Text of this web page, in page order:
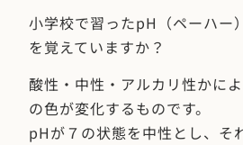
小学校で習ったpH（ペーハー
を覚えていますか？
酸性・中性・アルカリ性かに
の色が変化するものです。
pHが７の状態を中性とし、そ